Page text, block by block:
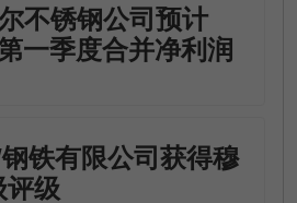
不锈钢公司预计
一季度合并净利润
铁有限公司获得穆
评级